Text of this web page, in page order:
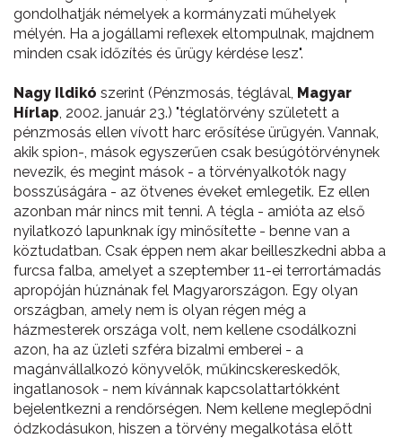
gondolhatják némelyek a kormányzati műhelyek
mélyén. Ha a jogállami reflexek eltompulnak, majdnem
minden csak időzítés és ürügy kérdése lesz".
Nagy Ildikó szerint (Pénzmosás, téglával, Magyar
Hírlap, 2002. január 23.) "téglatörvény született a
pénzmosás ellen vívott harc erősítése ürügyén. Vannak,
akik spion-, mások egyszerűen csak besúgótörvénynek
nevezik, és megint mások - a törvényalkotók nagy
bosszúságára - az ötvenes éveket emlegetik. Ez ellen
azonban már nincs mit tenni. A tégla - amióta az első
nyilatkozó lapunknak így minősítette - benne van a
köztudatban. Csak éppen nem akar beilleszkedni abba a
furcsa falba, amelyet a szeptember 11-ei terrortámadás
apropóján húznának fel Magyarországon. Egy olyan
országban, amely nem is olyan régen még a
házmesterek országa volt, nem kellene csodálkozni
azon, ha az üzleti szféra bizalmi emberei - a
magánvállalkozó könyvelők, műkincskereskedők,
ingatlanosok - nem kívánnak kapcsolattartókként
bejelentkezni a rendőrségen. Nem kellene meglepődni
ódzkodásukon, hiszen a törvény megalkotása előtt